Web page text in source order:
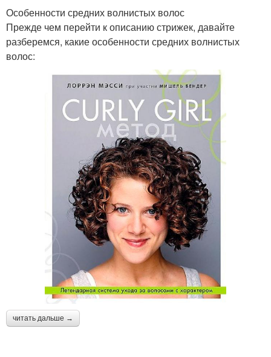
Особенности средних волнистых волос
Прежде чем перейти к описанию стрижек, давайте
разберемся, какие особенности средних волнистых
волос:
читать дальше →